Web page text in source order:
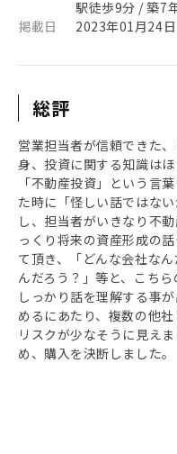
駅徒歩9分 / 築7
掲載日
2023年01月24日
総評
営業担当者が信頼できた
身、投資に関する知識は
「不動産投資」という言
た時に「怪しい話ではな
し、担当者がいきなり不
っくり将来の資産形成の
て頂き、「どんな会社な
んだろう？」等と、こち
しっかり話を理解する事
めるにあたり、複数の他
リスクが少なそうに見え
め、購入を決断しました。